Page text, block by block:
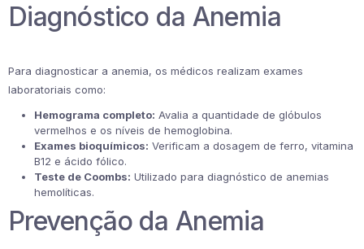
Diagnóstico da Anemia
Para diagnosticar a anemia, os médicos realizam exames
laboratoriais como:
Hemograma completo: Avalia a quantidade de glóbulos
vermelhos e os níveis de hemoglobina.
Exames bioquímicos: Verificam a dosagem de ferro, vitamina
B12 e ácido fólico.
Teste de Coombs: Utilizado para diagnóstico de anemias
hemolíticas.
Prevenção da Anemia